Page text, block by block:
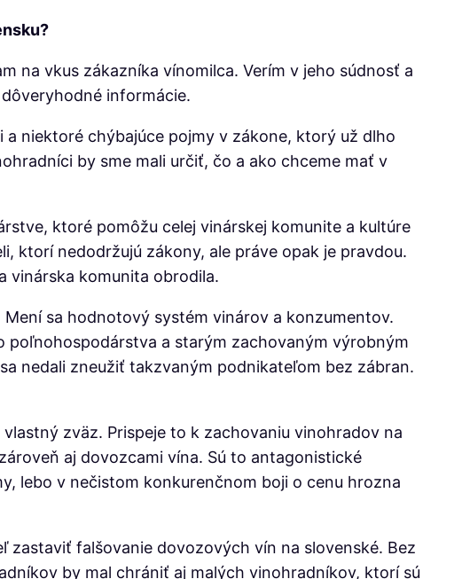
na vkus zákazníka vínomilca. Verím v jeho súdnosť a
informácie.
niektoré chýbajúce pojmy v zákone, ktorý už dlho
by sme mali určiť, čo a ako chceme mať v
ktoré pomôžu celej vinárskej komunite a kultúre
ktorí nedodržujú zákony, ale práve opak je pravdou.
vinárska komunita obrodila.
sa hodnotový systém vinárov a konzumentov.
poľnohospodárstva a starým zachovaným výrobným
nedali zneužiť takzvaným podnikateľom bez zábran.
zväz. Prispeje to k zachovaniu vinohradov na
aj dovozcami vína. Sú to antagonistické
lebo v nečistom konkurenčnom boji o cenu hrozna
falšovanie dovozových vín na slovenské. Bez
by mal chrániť aj malých vinohradníkov, ktorí sú